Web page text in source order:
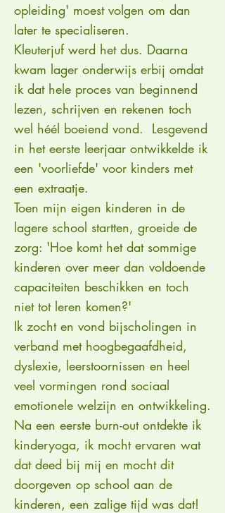
opleiding' moest volgen om dan
later te specialiseren.
Kleuterjuf werd het dus. Daarna
kwam lager onderwijs erbij omdat
ik dat hele proces van beginnend
lezen, schrijven en rekenen toch
wel héél boeiend vond. Lesgevend
in het eerste leerjaar ontwikkelde ik
een 'voorliefde' voor kinders met
een extraatje.
Toen mijn eigen kinderen in de
lagere school startten, groeide de
zorg: 'Hoe komt het dat sommige
kinderen over meer dan voldoende
capaciteiten beschikken en toch
niet tot leren komen?'
Ik zocht en vond bijscholingen in
verband met hoogbegaafdheid,
dyslexie, leerstoornissen en heel
veel vormingen rond sociaal
emotionele welzijn en ontwikkeling.
Na een eerste burn-out ontdekte ik
kinderyoga, ik mocht ervaren wat
dat deed bij mij en mocht dit
doorgeven op school aan de
kinderen, een zalige tijd was dat!